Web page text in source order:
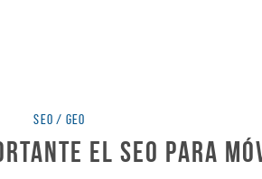
SEO / GEO
el SEO para